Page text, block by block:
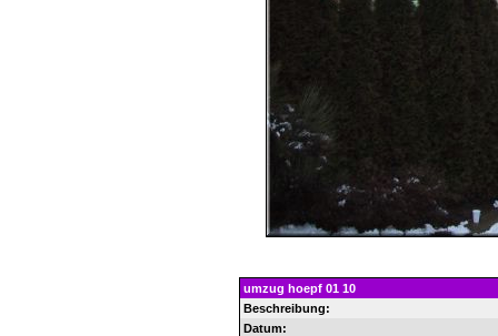
umzug hoepf 01 10
Beschreibung:
Datum: